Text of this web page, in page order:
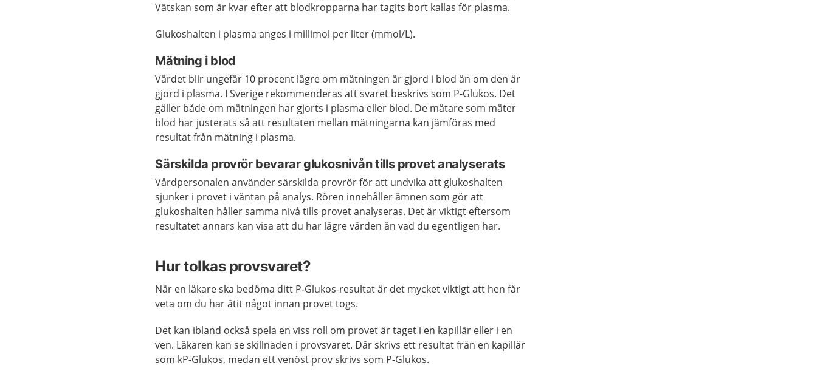
Vätskan som är kvar efter att blodkropparna har tagits bort kallas för plasma.
Glukoshalten i plasma anges i millimol per liter (mmol/L).
Mätning i blod
Värdet blir ungefär 10 procent lägre om mätningen är gjord i blod än om den är
gjord i plasma. I Sverige rekommenderas att svaret beskrivs som P-Glukos. Det
gäller både om mätningen har gjorts i plasma eller blod. De mätare som mäter
blod har justerats så att resultaten mellan mätningarna kan jämföras med
resultat från mätning i plasma.
Särskilda provrör bevarar glukosnivån tills provet analyserats
Vårdpersonalen använder särskilda provrör för att undvika att glukoshalten
sjunker i provet i väntan på analys. Rören innehåller ämnen som gör att
glukoshalten håller samma nivå tills provet analyseras. Det är viktigt eftersom
resultatet annars kan visa att du har lägre värden än vad du egentligen har.
Hur tolkas provsvaret?
När en läkare ska bedöma ditt P-Glukos-resultat är det mycket viktigt att hen får
veta om du har ätit något innan provet togs.
Det kan ibland också spela en viss roll om provet är taget i en kapillär eller i en
ven. Läkaren kan se skillnaden i provsvaret. Där skrivs ett resultat från en kapillär
som kP-Glukos, medan ett venöst prov skrivs som P-Glukos.